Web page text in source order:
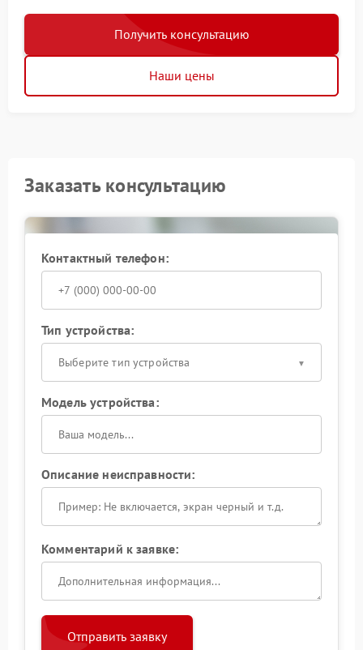
Получить консультацию
Наши цены
Заказать консультацию
Контактный телефон:
Тип устройства:
Выберите тип устройства
Модель устройства:
Описание неисправности:
Комментарий к заявке:
Отправить заявку